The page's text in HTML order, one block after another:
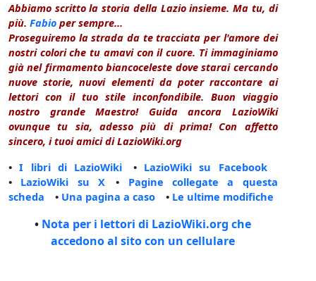
Abbiamo scritto la storia della Lazio insieme. Ma tu, di
più. Fabio per sempre...
Proseguiremo la strada da te tracciata per l'amore dei
nostri colori che tu amavi con il cuore. Ti immaginiamo
già nel firmamento biancoceleste dove starai cercando
nuove storie, nuovi elementi da poter raccontare ai
lettori con il tuo stile inconfondibile. Buon viaggio
nostro grande Maestro! Guida ancora LazioWiki
ovunque tu sia, adesso più di prima! Con affetto
sincero, i tuoi amici di LazioWiki.org
•I libri di LazioWiki • LazioWiki su Facebook
• LazioWiki su X • Pagine collegate a questa
scheda • Una pagina a caso • Le ultime modifiche
• Nota per i lettori di LazioWiki.org che
accedono al sito con un cellulare